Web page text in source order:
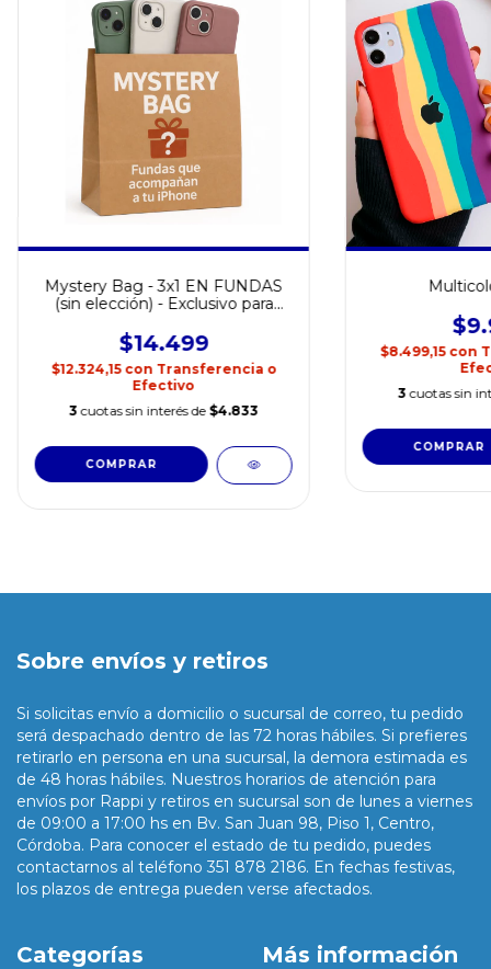
Mystery Bag - 3x1 EN FUNDAS
(sin elección) - Exclusivo para
$14.499
$12.324,15 con Transferencia o
Efectivo
3 cuotas sin interés de $4.833
COMPRAR
$8.499,15 con
3 cuotas sin
COMPRAR
Sobre envíos y retiros
Si solicitas envío a domicilio o sucursal de correo, tu pedido
será despachado dentro de las 72 horas hábiles. Si prefieres
retirarlo en persona en una sucursal, la demora estimada es
de 48 horas hábiles. Nuestros horarios de atención para
envíos por Rappi y retiros en sucursal son de lunes a viernes
de 09:00 a 17:00 hs en Bv. San Juan 98, Piso 1, Centro,
Córdoba. Para conocer el estado de tu pedido, puedes
contactarnos al teléfono 351 878 2186. En fechas festivas,
los plazos de entrega pueden verse afectados.
Categorías Más información